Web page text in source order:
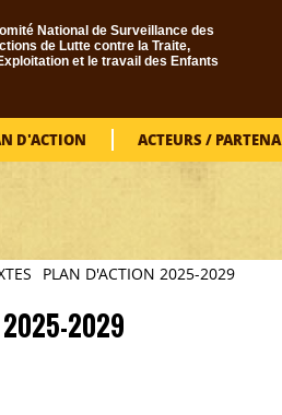
National de Surveillance des
de Lutte contre la Traite,
et le travail des Enfants
D'ACTION ACTEURS /
PLAN D'ACTION 2025-2029
2025-2029